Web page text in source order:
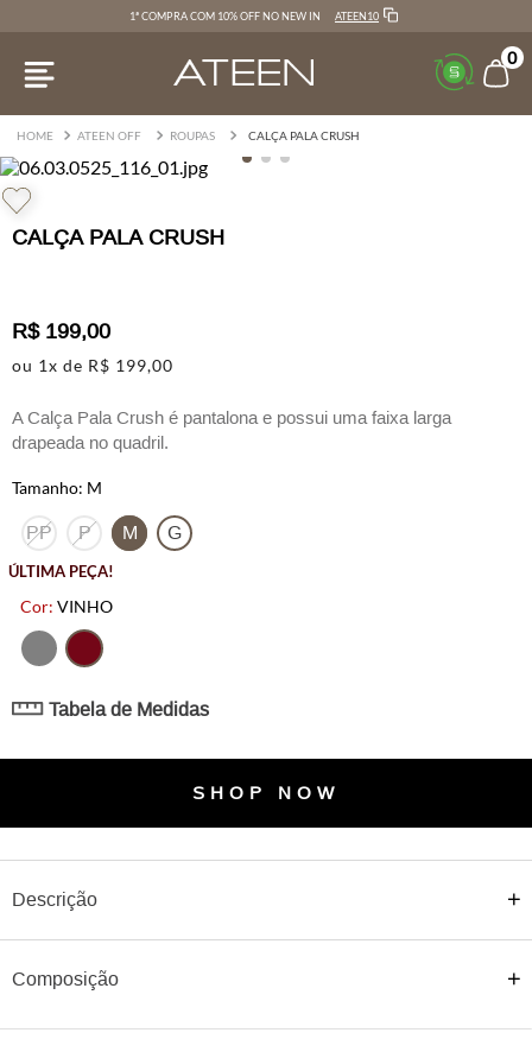
1ª COMPRA COM 10% OFF NO NEW IN ATEEN10
0
ATEEN OFF ROUPAS CALÇA PALA CRUSH
CALÇA PALA CRUSH
R$ 199,00
ou 1x de R$ 199,00
A Calça Pala Crush é pantalona e possui uma faixa larga
drapeada no quadril.
ÚLTIMA PEÇA!
VINHO
M
PP P M G
Tabela de Medidas
SHOP NOW
Descrição
Composição